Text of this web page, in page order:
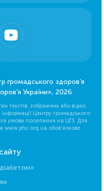
здоров’я
України», 2026
текстів, зображень або відео,
Центру громадського
умови посилання на ЦГЗ. Для
www.phc.org.ua обов’язкове.